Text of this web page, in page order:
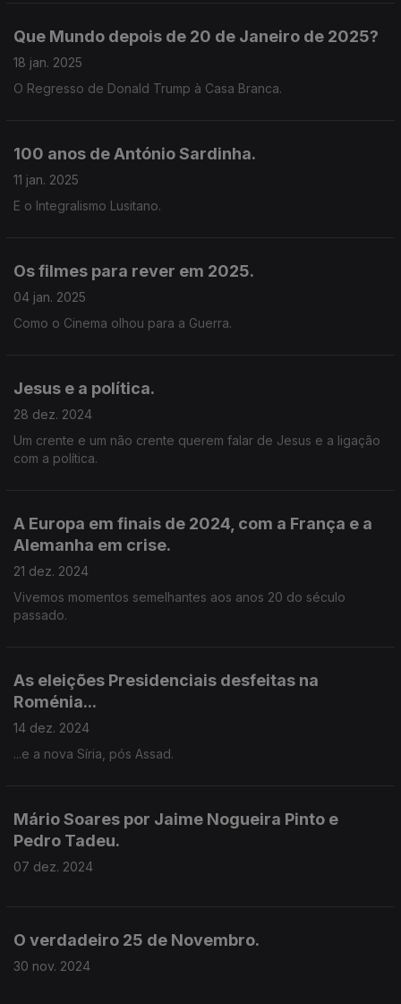
Que Mundo depois de 20 de Janeiro de 2025?
18 jan. 2025
O Regresso de Donald Trump à Casa Branca.
100 anos de António Sardinha.
11 jan. 2025
E o Integralismo Lusitano.
Os filmes para rever em 2025.
04 jan. 2025
Como o Cinema olhou para a Guerra.
Jesus e a política.
28 dez. 2024
Um crente e um não crente querem falar de Jesus e a ligação
com a política.
A Europa em finais de 2024, com a França e a
Alemanha em crise.
21 dez. 2024
Vivemos momentos semelhantes aos anos 20 do século
passado.
As eleições Presidenciais desfeitas na
Roménia...
14 dez. 2024
...e a nova Síria, pós Assad.
Mário Soares por Jaime Nogueira Pinto e
Pedro Tadeu.
07 dez. 2024
O verdadeiro 25 de Novembro.
30 nov. 2024